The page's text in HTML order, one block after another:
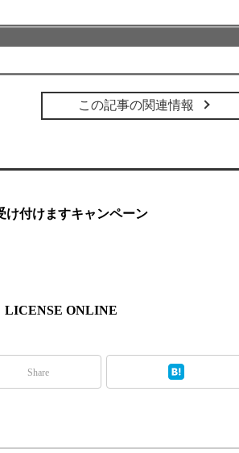
この記事の関連情報
付けますキャンペーン
LICENSE ONLINE
Share